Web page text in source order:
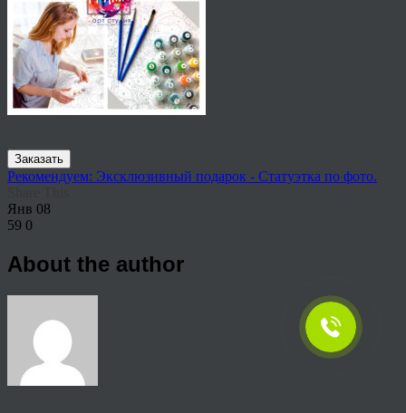
Заказать
Рекомендуем: Эксклюзивный подарок - Статуэтка по фото.
Янв 08
59 0
About the author